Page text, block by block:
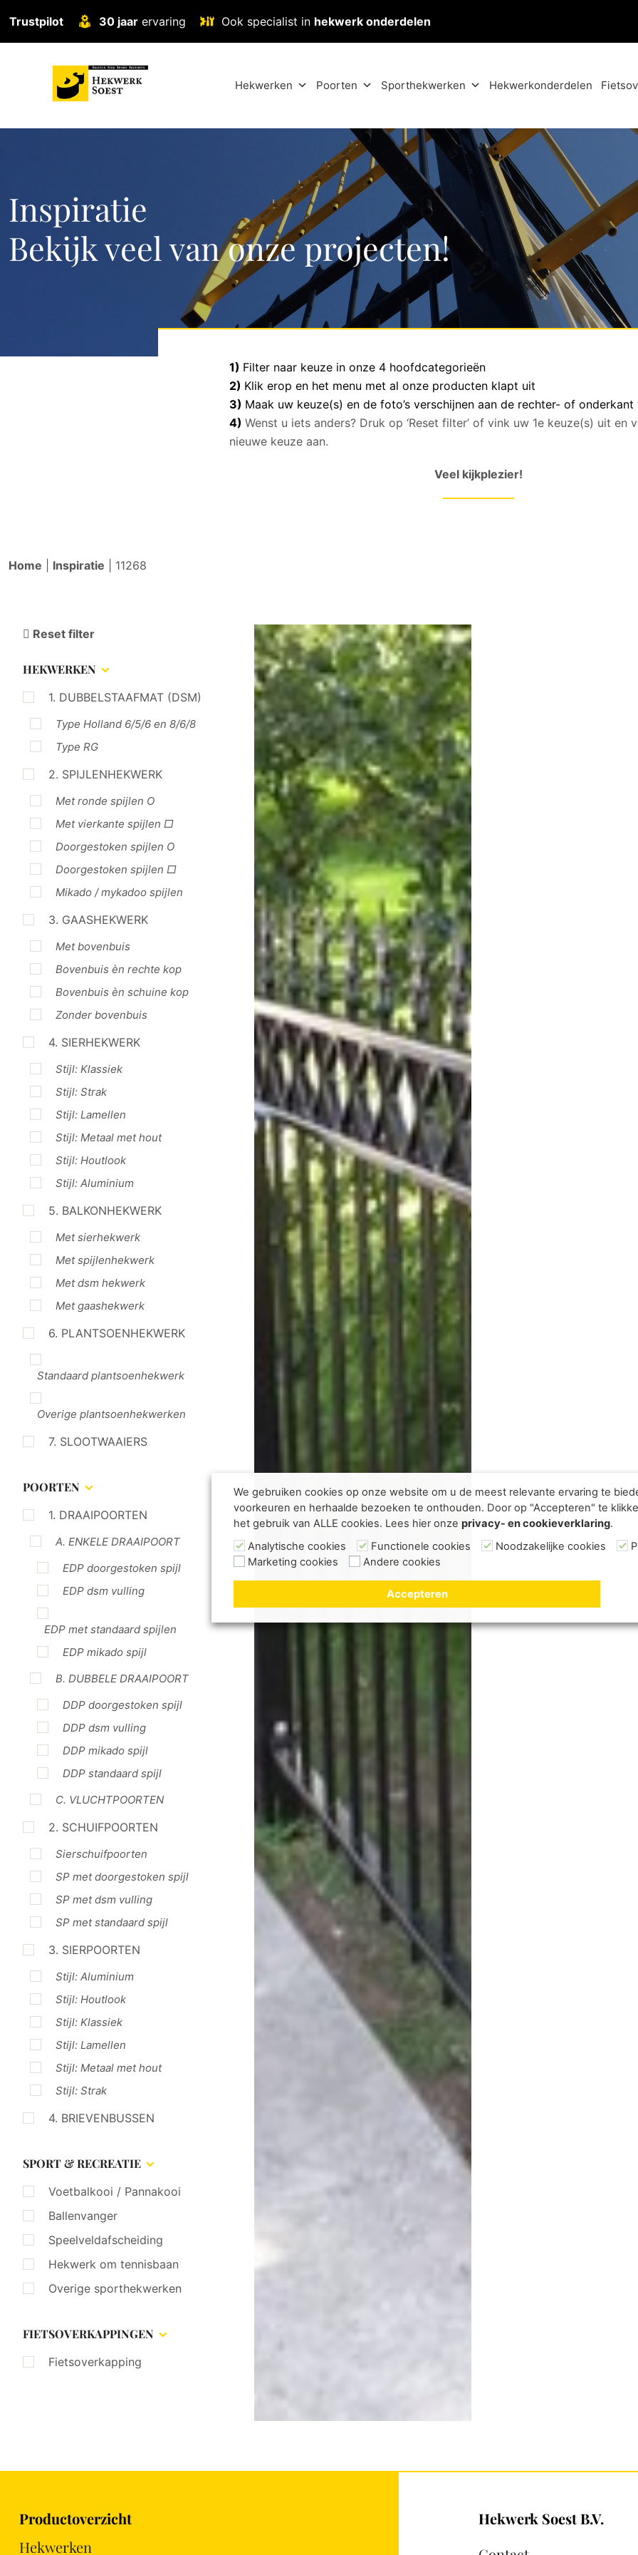
Trustpilot 30 jaar ervaring Ook specialist in hekwerk onderdelen
Hekwerken Poorten Sporthekwerken Hekwerkonderdelen
Inspiratie
Bekijk veel van onze projecten!
1) Filter naar keuze in onze 4 hoofdcategorieën
2) Klik erop en het menu met al onze producten klapt uit
3) Maak uw keuze(s) en de foto’s verschijnen aan de rechter- of onderkant
4) Wenst u iets anders? Druk op ‘Reset filter’ of vink uw 1e keuze(s) uit en
nieuwe keuze aan.
Veel kijkplezier!
Home Inspiratie 11268
Reset filter
HEKWERKEN
1. DUBBELSTAAFMAT (DSM)
Type Holland 6/5/6 en 8/6/8
Type RG
2. SPIJLENHEKWERK
Met ronde spijlen O
Met vierkante spijlen □
Doorgestoken spijlen O
Doorgestoken spijlen □
Mikado / mykadoo spijlen
3. GAASHEKWERK
Met bovenbuis
Bovenbuis èn rechte kop
Bovenbuis èn schuine kop
Zonder bovenbuis
4. SIERHEKWERK
Stijl: Klassiek
Stijl: Strak
Stijl: Lamellen
Stijl: Metaal met hout
Stijl: Houtlook
Stijl: Aluminium
5. BALKONHEKWERK
Met sierhekwerk
Met spijlenhekwerk
Met dsm hekwerk
Met gaashekwerk
6. PLANTSOENHEKWERK
Standaard plantsoenhekwerk
Overige plantsoenhekwerken
7. SLOOTWAAIERS
POORTEN
1. DRAAIPOORTEN
A. ENKELE DRAAIPOORT
EDP doorgestoken spijl
EDP dsm vulling
EDP met standaard spijlen
EDP mikado spijl
B. DUBBELE DRAAIPOORT
DDP doorgestoken spijl
DDP dsm vulling
DDP mikado spijl
DDP standaard spijl
C. VLUCHTPOORTEN
2. SCHUIFPOORTEN
Sierschuifpoorten
SP met doorgestoken spijl
SP met dsm vulling
SP met standaard spijl
3. SIERPOORTEN
Stijl: Aluminium
Stijl: Houtlook
Stijl: Klassiek
Stijl: Lamellen
Stijl: Metaal met hout
Stijl: Strak
4. BRIEVENBUSSEN
SPORT & RECREATIE
Voetbalkooi / Pannakooi
Ballenvanger
Speelveldafscheiding
Hekwerk om tennisbaan
Overige sporthekwerken
FIETSOVERKAPPINGEN
Fietsoverkapping
Productoverzicht
Hekwerken
Hekwerk Soest B.V.
We gebruiken cookies op onze website om u de meest relevante ervaring te
voorkeuren en herhaalde bezoeken te onthouden. Door op "Accepteren" te
het gebruik van ALLE cookies. Lees hier onze privacy- en cookieverklaring.
Analytische cookies
Functionele cookies Noodzakelijke cookies
Marketing cookies
Andere cookies
Accepteren